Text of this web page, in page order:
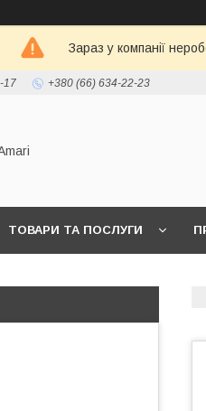
Зараз у компанії
17 +380 (66) 634-22-23
ТОВАРИ ТА ПОСЛУГИ